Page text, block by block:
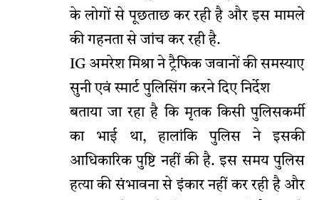
के लोगों से पूछताछ कर रही है और इस मामले
की गहनता से जांच कर रही है.
IG अमरेश मिश्रा ने ट्रैफिक जवानों की समस्याए
सुनी एवं स्मार्ट पुलिसिंग करने दिए निर्देश
बताया जा रहा है कि मृतक किसी पुलिसकर्मी
का भाई था, हालांकि पुलिस ने इसकी
आधिकारिक पुष्टि नहीं की है. इस समय पुलिस
हत्या की संभावना से इंकार नहीं कर रही है और